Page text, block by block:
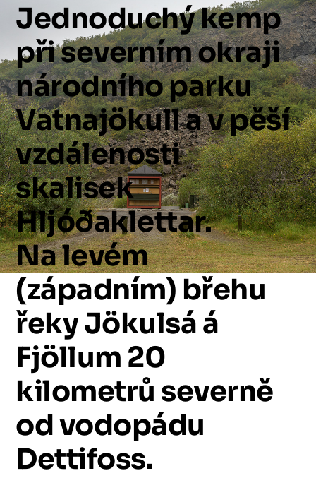
Jednoduchýkemp
přisevernímokraji
národníhoparku
Vatnajökullavpěší
vzdálenosti
skalisek
Hljóðaklettar.
Nalevém
(západním) břehu
řekyJökulsáá
Fjöllum 20
kilometrů severně
odvodopádu
Dettifoss.